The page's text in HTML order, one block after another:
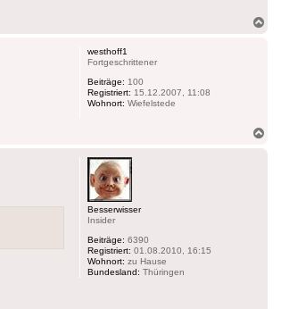
westhoff1
Fortgeschrittener
Beiträge: 100
Registriert: 15.12.2007, 11:08
Wohnort: Wiefelstede
Besserwisser
Insider
Beiträge: 6390
Registriert: 01.08.2010, 16:15
Wohnort: zu Hause
Bundesland: Thüringen